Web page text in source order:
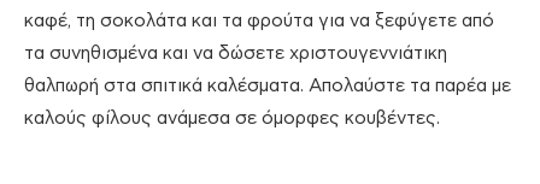
καφέ, τη σοκολάτα και τα φρούτα για να ξεφύγετε από
τα συνηθισμένα και να δώσετε χριστουγεννιάτικη
θαλπωρή στα σπιτικά καλέσματα. Απολαύστε τα παρέα με
καλούς φίλους ανάμεσα σε όμορφες κουβέντες.